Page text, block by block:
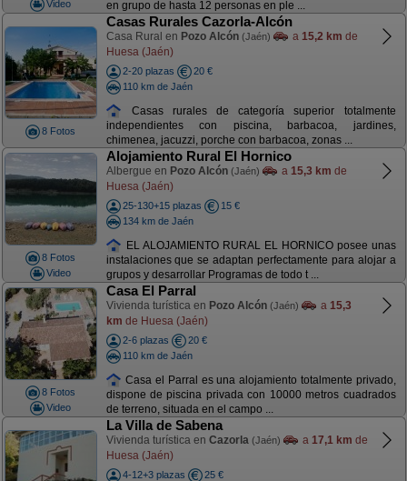
Video
en grupo de hasta 12 personas en ple ...
8 Fotos
Casas Rurales Cazorla-Alcón
Casa Rural en Pozo Alcón (Jaén) a 15,2 km de
Huesa (Jaén)
2-20 plazas
20 €
110 km de Jaén
Casas rurales de categoría superior totalmente
independientes con piscina, barbacoa, jardines,
chimenea, jacuzzi, porche con barbacoa, zonas ...
8 Fotos
Video
Alojamiento Rural El Hornico
Albergue en Pozo Alcón (Jaén) a 15,3 km de
Huesa (Jaén)
25-130+15 plazas
15 €
134 km de Jaén
EL ALOJAMIENTO RURAL EL HORNICO posee unas
instalaciones que se adaptan perfectamente para alojar a
grupos y desarrollar Programas de todo t ...
8 Fotos
Video
Casa El Parral
Vivienda turística en Pozo Alcón (Jaén) a 15,3
km de Huesa (Jaén)
2-6 plazas
20 €
110 km de Jaén
Casa el Parral es una alojamiento totalmente privado,
dispone de piscina privada con 10000 metros cuadrados
de terreno, situada en el campo ...
La Villa de Sabena
Vivienda turística en Cazorla (Jaén) a 17,1 km de
Huesa (Jaén)
4-12+3 plazas
25 €